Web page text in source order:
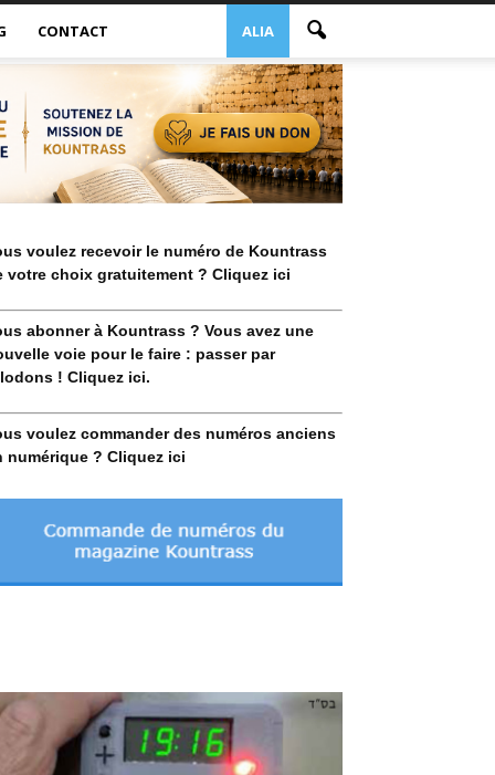
ALIA
CONTACT
voulez recevoir le numéro de Kountrass
votre choix gratuitement ? Cliquez ici
abonner à Kountrass ? Vous avez une
voie pour le faire : passer par
! Cliquez ici.
voulez commander des numéros anciens
numérique ? Cliquez ici